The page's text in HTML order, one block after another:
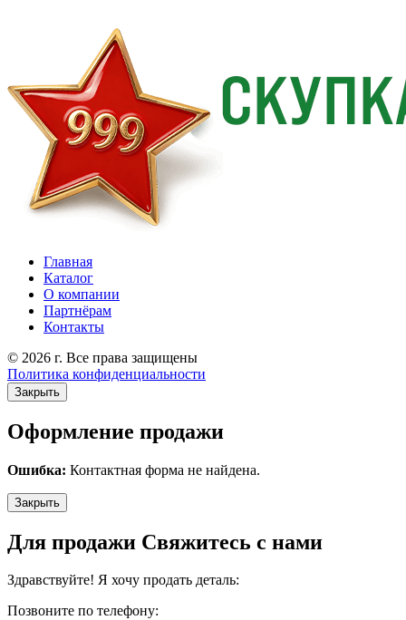
Главная
Каталог
О компании
Партнёрам
Контакты
© 2026 г. Все права защищены
Политика конфиденциальности
Закрыть
Оформление продажи
Ошибка: Контактная форма не найдена.
Закрыть
Для продажи Свяжитесь с нами
Здравствуйте! Я хочу продать деталь:
Позвоните по телефону: